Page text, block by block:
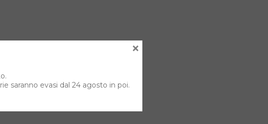
saranno evasi dal 24 agosto in poi.
×